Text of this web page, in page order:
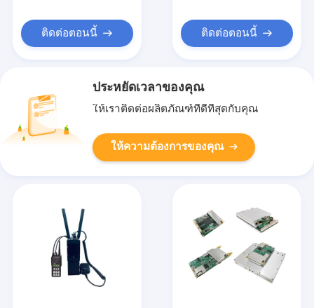
ติดต่อตอนนี้ ติดต่อตอนนี้
ประหยัดเวลาของคุณ
ให้เราติดต่อผลิตภัณฑ์ที่ดีที่สุดกับคุณ
ให้ความต้องการของคุณ